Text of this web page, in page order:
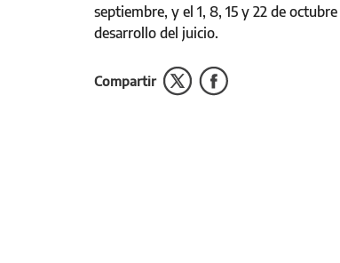
septiembre, y el 1, 8, 15 y 22 de
desarrollo del juicio.
Compartir